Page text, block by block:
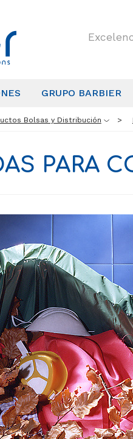
GRUPO BARBIER
Bolsas y Distribución
PARA